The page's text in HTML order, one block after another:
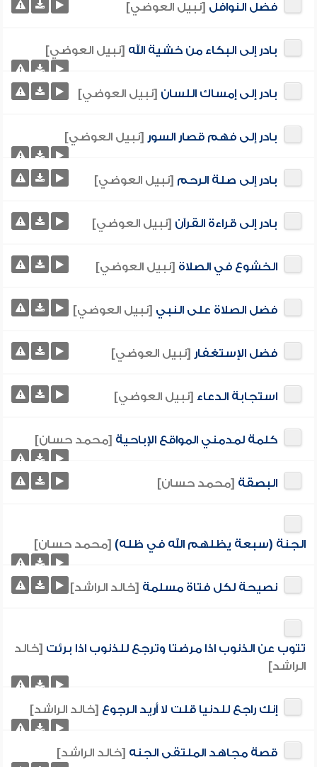
فضل النوافل [نبيل العوضي]
بادر إلى البكاء من خشية الله [نبيل العوضي]
بادر إلى إمساك اللسان [نبيل العوضي]
بادر إلى فهم قصار السور [نبيل العوضي]
بادر إلى صلة الرحم [نبيل العوضي]
بادر إلى قراءة القرآن [نبيل العوضي]
الخشوع في الصلاة [نبيل العوضي]
فضل الصلاة على النبي [نبيل العوضي]
فضل الإستغفار [نبيل العوضي]
استجابة الدعاء [نبيل العوضي]
كلمة لمدمني المواقع الإباحية [محمد حسان]
البصقة [محمد حسان]
الجنة (سبعة يظلهم الله في ظله) [محمد حسان]
نصيحة لكل فتاة مسلمة [خالد الراشد]
تتوب عن الذنوب اذا مرضتا وترجع للذنوب اذا برئت [خالد
الراشد]
إنك راجع للدنيا قلت لا أريد الرجوع [خالد الراشد]
قصة مجاهد الملتقى الجنه [خالد الراشد]